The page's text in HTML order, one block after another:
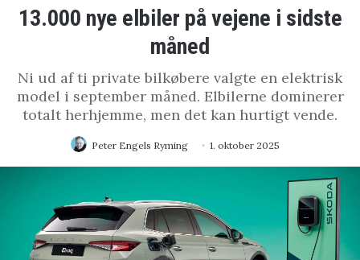
13.000 nye elbiler på vejene i sidste
måned
Ni ud af ti private bilkøbere valgte en elektrisk
model i september måned. Elbilerne dominerer
totalt herhjemme, men det kan hurtigt vende.
Peter Engels Ryming 1. oktober 2025